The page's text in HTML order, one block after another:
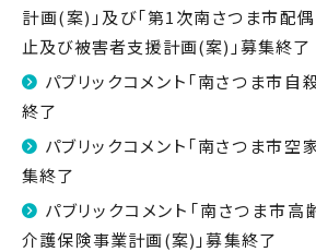
計画(案)」及び「第1次南さつま市配
止及び被害者支援計画(案)」募集終了
パブリックコメント「南さつま市
終了
パブリックコメント「南さつま市
集終了
パブリックコメント「南さつま市
介護保険事業計画(案)」募集終了